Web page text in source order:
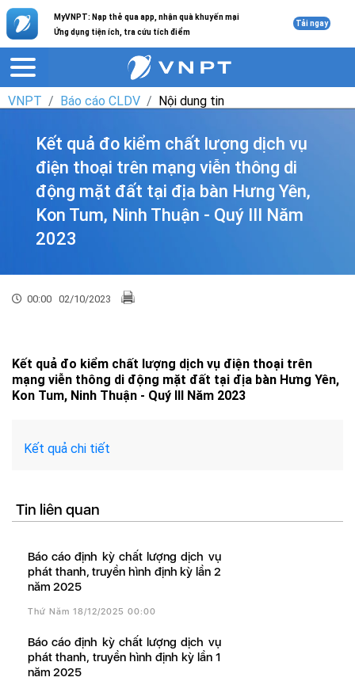
MyVNPT: Nạp thẻ qua app, nhận quà khuyến mại
Ứng dụng tiện ích, tra cứu tích điểm
Tải ngay
VNPT Báo cáo CLDV Nội dung tin
Kết quả đo kiểm chất lượng dịch vụ
điện thoại trên mạng viễn thông di
động mặt đất tại địa bàn Hưng Yên,
Kon Tum, Ninh Thuận - Quý III Năm
2023
00:00 02/10/2023
Kết quả đo kiểm chất lượng dịch vụ điện thoại trên
mạng viễn thông di động mặt đất tại địa bàn Hưng Yên,
Kon Tum, Ninh Thuận - Quý III Năm 2023
Kết quả chi tiết
Tin liên quan
Báo cáo định kỳ chất lượng dịch vụ
phát thanh, truyền hình định kỳ lần 2
năm 2025
Thứ Năm 18/12/2025 00:00
Báo cáo định kỳ chất lượng dịch vụ
phát thanh, truyền hình định kỳ lần 1
năm 2025